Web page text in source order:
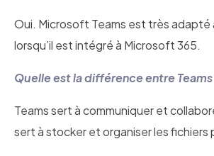
Oui. Microsoft Teams est très adapté
lorsqu’il est intégré à Microsoft 365.
Quelle est la différence entre
Teams sert à communiquer et
sert à stocker et organiser les fichiers